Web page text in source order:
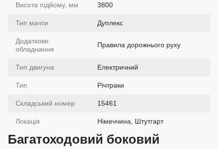
Висота підйому, мм 3800
Тип мачти Дуплекс
Додаткове
обладнання
Правила дорожнього руху
Тип двигуна Електричний
Тип Річтраки
Складський номер 15461
Локація Німеччина, Штутгарт
Багатоходовий боковий